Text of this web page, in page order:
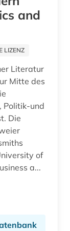
and
LIZENZ
Literatur
Mitte des
Politik-und
Die
of
a...